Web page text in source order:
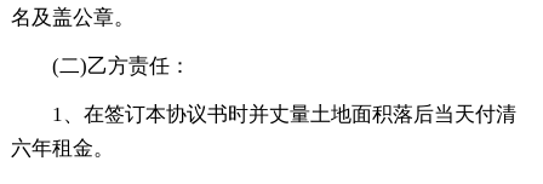
名及盖公章。
(二)乙方责任：
1、在签订本协议书时并丈量土地面积落后当天付清
六年租金。